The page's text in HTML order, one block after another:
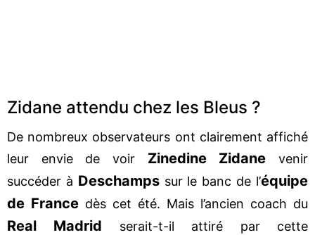
Zidane attendu chez les Bleus ?
De nombreux observateurs ont clairement affiché
leur envie de voir Zinedine Zidane venir
succéder à Deschampssur le banc de l’équipe
de France dès cet été. Mais l’ancien coach du
Real Madrid serait-t-il attiré par cette